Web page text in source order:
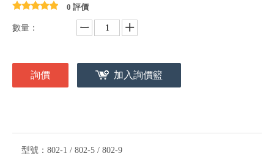
0 評價
數量：
詢價 加入詢價籃
型號： 802-1 / 802-5 / 802-9